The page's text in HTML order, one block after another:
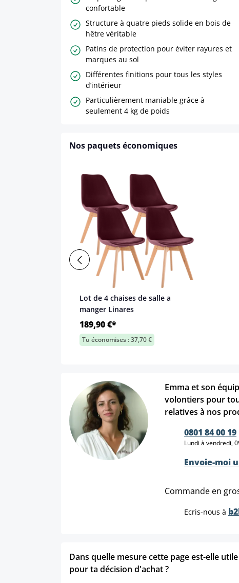
confortable
Structure à quatre pieds solide en bois de
hêtre véritable
Patins de protection pour éviter rayures et
marques au sol
Différentes finitions pour tous les styles
d’intérieur
Particulièrement maniable grâce à
seulement 4 kg de poids
Nos paquets économiques
Lot de 4 chaises de salle a
manger Linares
189,90 €*
Tu économises : 37,70 €
Emma et son
volontiers pour
relatives à nos
0801 84 00 19
Lundi à vendredi,
Envoie-moi
Commande en
Ecris-nous à
Dans quelle mesure cette page est-elle utile
pour ta décision d'achat ?